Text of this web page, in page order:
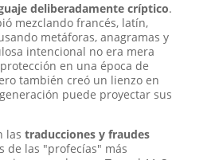
deliberadamente críptico.
mezclando francés, latín,
metáforas, anagramas y
intencional no era mera
en una época de
también creó un lienzo en
puede proyectar sus
las traducciones y fraudes
de las "profecías" más